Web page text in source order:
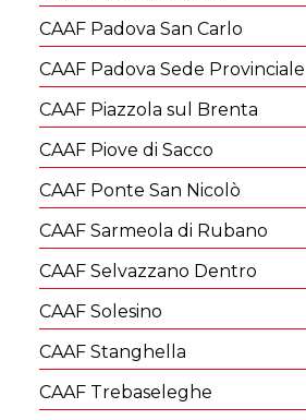
CAAF Padova San Carlo
CAAF Padova Sede Provinciale
CAAF Piazzola sul Brenta
CAAF Piove di Sacco
CAAF Ponte San Nicolò
CAAF Sarmeola di Rubano
CAAF Selvazzano Dentro
CAAF Solesino
CAAF Stanghella
CAAF Trebaseleghe